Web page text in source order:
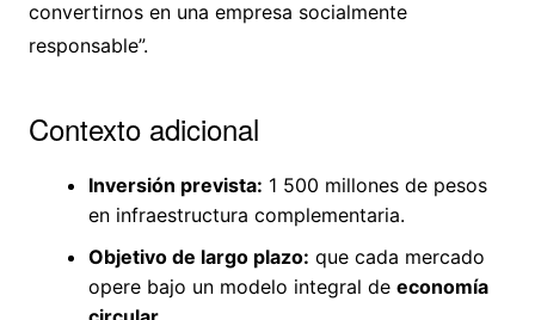
convertirnos en una empresa socialmente
responsable”.
Contexto adicional
Inversión prevista: 1 500 millones de pesos
en infraestructura complementaria.
Objetivo de largo plazo: que cada mercado
opere bajo un modelo integral de economía